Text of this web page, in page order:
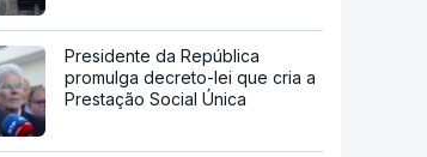
Presidente da República
promulga decreto-lei que cria a
Prestação Social Única